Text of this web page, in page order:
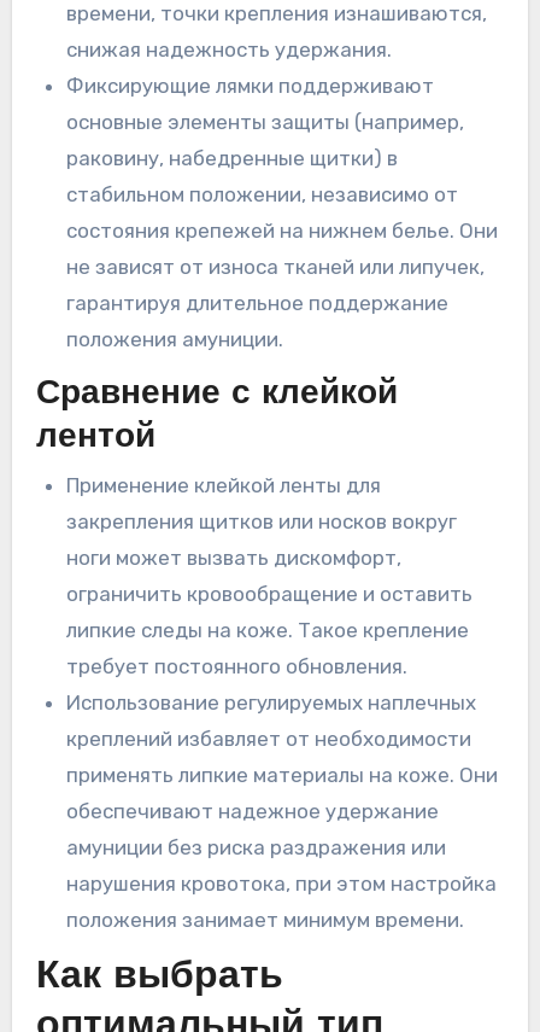
времени, точки крепления изнашиваются,
снижая надежность удержания.
Фиксирующие лямки поддерживают
основные элементы защиты (например,
раковину, набедренные щитки) в
стабильном положении, независимо от
состояния крепежей на нижнем белье. Они
не зависят от износа тканей или липучек,
гарантируя длительное поддержание
положения амуниции.
Сравнение с клейкой
лентой
Применение клейкой ленты для
закрепления щитков или носков вокруг
ноги может вызвать дискомфорт,
ограничить кровообращение и оставить
липкие следы на коже. Такое крепление
требует постоянного обновления.
Использование регулируемых наплечных
креплений избавляет от необходимости
применять липкие материалы на коже. Они
обеспечивают надежное удержание
амуниции без риска раздражения или
нарушения кровотока, при этом настройка
положения занимает минимум времени.
Как выбрать